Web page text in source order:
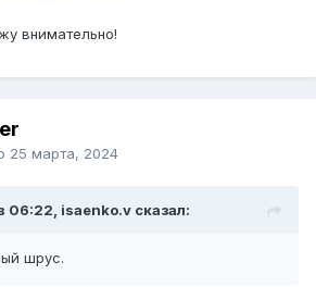
внимательно!
25 марта, 2024
06:22, isaenko.v сказал:
шрус.